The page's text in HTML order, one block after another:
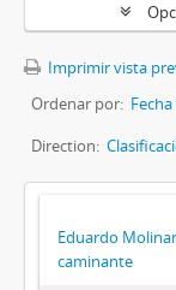
Imprimir vista
Ordenar por:
Direction:
Eduardo
caminante